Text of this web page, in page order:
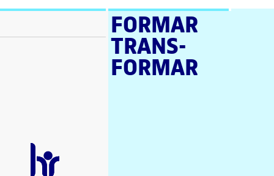
nova)
una finestra nova)
nova)
finestra nova)
FORMAR
TRANS­
FORMAR